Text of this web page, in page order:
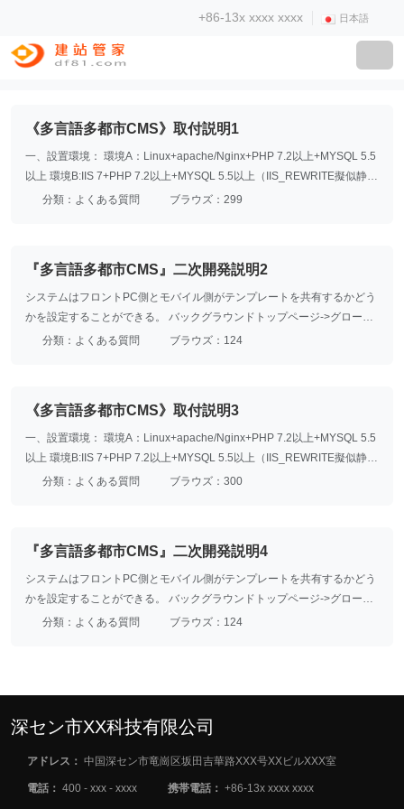
+86-13x xxxx xxxx 日本語
《多言語多都市CMS》取付説明1
一、設置環境： 環境A：Linux+apache/Nginx+PHP 7.2以上+MYSQL 5.5
以上 環境B:IIS 7+PHP 7.2以上+MYSQL 5.5以上（IIS_REWRITE擬似静的
をオンにする必要がある）
分類：よくある質問 ブラウズ：299
『多言語多都市CMS』二次開発説明2
システムはフロントPC側とモバイル側がテンプレートを共有するかどう
かを設定することができる。 バックグラウンドトップページ->グローバ
ル管理->システム管理->言語管理->対応言語を編集し、フロントPC側と
分類：よくある質問 ブラウズ：124
《多言語多都市CMS》取付説明3
一、設置環境： 環境A：Linux+apache/Nginx+PHP 7.2以上+MYSQL 5.5
以上 環境B:IIS 7+PHP 7.2以上+MYSQL 5.5以上（IIS_REWRITE擬似静的
をオンにする必要がある）
分類：よくある質問 ブラウズ：300
『多言語多都市CMS』二次開発説明4
システムはフロントPC側とモバイル側がテンプレートを共有するかどう
かを設定することができる。 バックグラウンドトップページ->グローバ
ル管理->システム管理->言語管理->対応言語を編集し、フロントPC側と
分類：よくある質問 ブラウズ：124
深セン市XX科技有限公司
アドレス： 中国深セン市竜崗区坂田吉華路XXX号XXビルXXX室
電話： 400 - xxx - xxxx 携帯電話： +86-13x xxxx xxxx